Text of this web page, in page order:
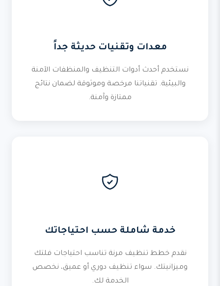
معدات وتقنيات حديثة جداً
نستخدم أحدث أدوات التنظيف والمنظفات الآمنة
والبيئية. تقنياتنا مرخصة وموثوقة لضمان نتائج
ممتازة وآمنة.
خدمة شاملة حسب احتياجاتك
نقدم خطط تنظيف مرنة تناسب احتياجات فلتك
وميزانيتك. سواء تنظيف دوري أو عميق، نخصص
الخدمة لك.